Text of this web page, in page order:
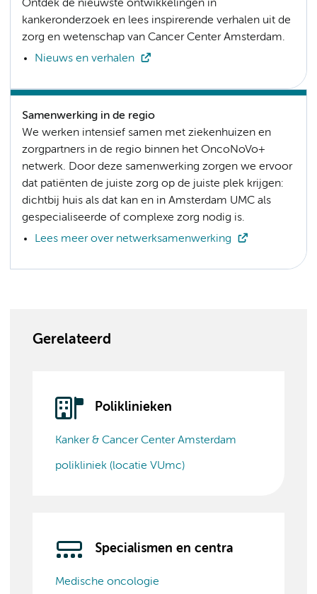
Ontdek de nieuwste ontwikkelingen in
kankeronderzoek en lees inspirerende verhalen uit de
zorg en wetenschap van Cancer Center Amsterdam.
Nieuws en verhalen
Samenwerking in de regio
We werken intensief samen met ziekenhuizen en
zorgpartners in de regio binnen het OncoNoVo+
netwerk. Door deze samenwerking zorgen we ervoor
dat patiënten de juiste zorg op de juiste plek krijgen:
dichtbij huis als dat kan en in Amsterdam UMC als
gespecialiseerde of complexe zorg nodig is.
Lees meer over netwerksamenwerking
Gerelateerd
Poliklinieken
Kanker & Cancer Center Amsterdam
polikliniek (locatie VUmc)
Specialismen en centra
Medische oncologie